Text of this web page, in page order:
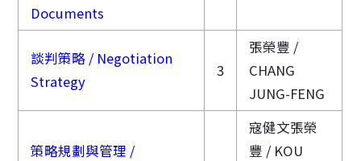
Documents
談判策略 / Negotiation
Strategy
3
張榮豐 /
CHANG
JUNG-FENG
策略規劃與管理 /
寇健文張榮
豐 / KOU